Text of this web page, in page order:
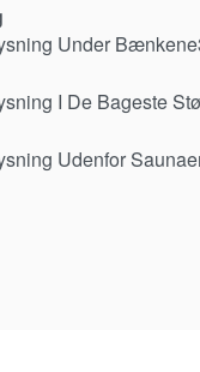
Under Bænkene
I De Bageste
Udenfor